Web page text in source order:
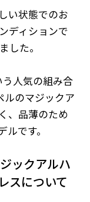
い状態でのお
ディションで
した。
人気の組み合
ルのマジックア
、品薄のため
です。
ックアルハ
スについて